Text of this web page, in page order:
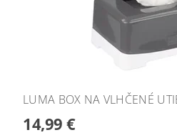
LUMA BOX NA VLHČENÉ
14,99 €